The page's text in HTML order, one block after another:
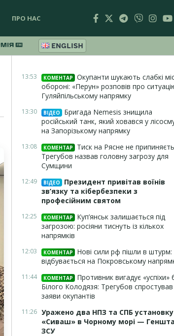
ПРО НАС
ENGLISH
13:53 КОМЕНТАР
Окупанти шукають слабкі
обороні: «Перун» розповів про
Гуляйпільському напрямку
13:30 ВІДЕО
Бригада Nemesis знищила
російський танк, який ховався у
на Запорізькому напрямку
13:08 КОМЕНТАР
Тиск на Рясне не
Трегубов назвав головну загрозу для
Сумщини
12:49 ВІДЕО
Президент привітав воїнів
зв’язку та кібербезпеки з
професійним святом
12:25 КОМЕНТАР
Куп’янськ залишається під
загрозою: росіяни тиснуть із кількох
напрямків
12:03 КОМЕНТАР
Нові сили рф пішли в
відбувається на Покровському
11:44 КОМЕНТАР
Противник вигадує «успіхи»
Білого Колодязя: Трегубов спростував
заяви окупантів
11:26 Уражено два НПЗ та СПБ установку
«Сиваш» в Чорному морі —
ЗСУ